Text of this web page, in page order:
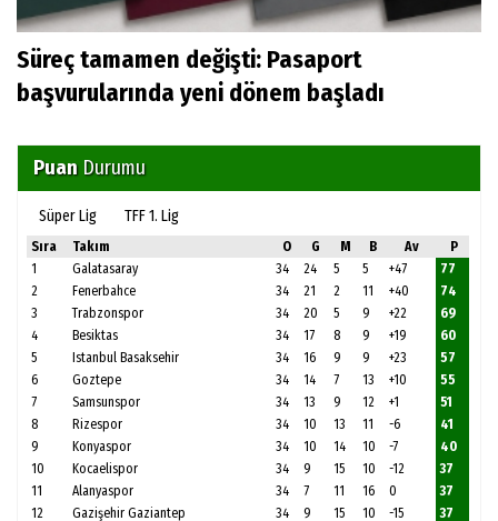
Süreç tamamen değişti: Pasaport
başvurularında yeni dönem başladı
PuanDurumu
Süper Lig TFF 1. Lig
Sıra Takım O G M B Av
P
1
Galatasaray 34 24 5 5 +47
77
2
Fenerbahce 34 21 2 11 +40
74
3
Trabzonspor 34 20 5 9 +22
69
4
Besiktas 34 17 8 9 +19
60
5
Istanbul Basaksehir 34 16 9 9 +23
57
6
Goztepe 34 14 7 13 +10
55
7
Samsunspor 34 13 9 12 +1
51
8
Rizespor 34 10 13 11 -6
41
9
Konyaspor 34 10 14 10 -7
40
10
Kocaelispor 34 9 15 10 -12
37
11
Alanyaspor 34 7 11 16 0
37
12
Gazişehir Gaziantep 34 9 15 10 -15
37